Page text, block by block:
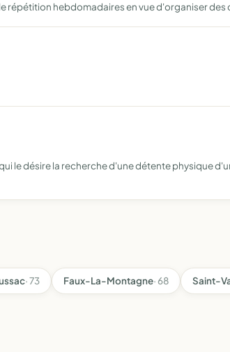
répétition hebdomadaires en vue d'organiser des
le désire la recherche d'une détente physique
· 73 Faux-La-Montagne· 68 Saint-